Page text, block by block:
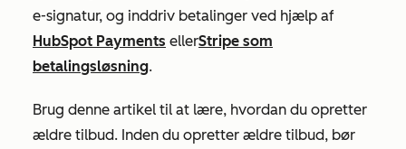
e-signatur, og inddriv betalinger ved hjælp af
HubSpot Payments ellerStripe som
betalingsløsning.
Brug denne artikel til at lære, hvordan du opretter
ældre tilbud. Inden du opretter ældre tilbud, bør